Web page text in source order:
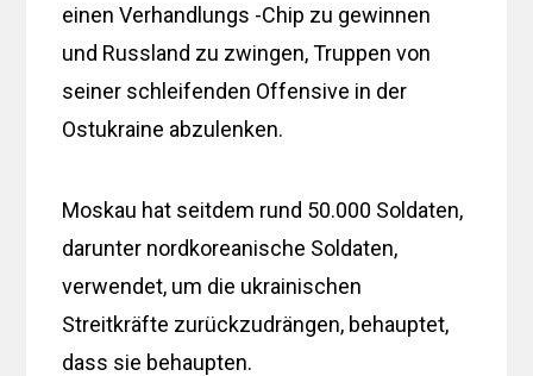
einen Verhandlungs -Chip zu gewinnen
und Russland zu zwingen, Truppen von
seiner schleifenden Offensive in der
Ostukraine abzulenken.
Moskau hat seitdem rund 50.000 Soldaten,
darunter nordkoreanische Soldaten,
verwendet, um die ukrainischen
Streitkräfte zurückzudrängen, behauptet,
dass sie behaupten.